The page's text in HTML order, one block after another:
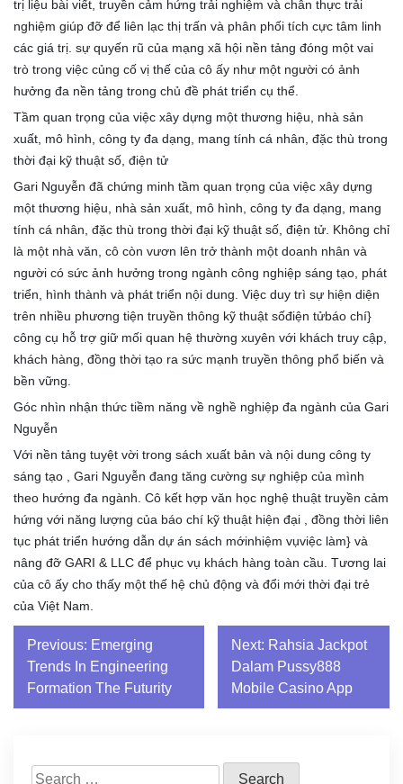
trị liệu bài viết, truyền cảm hứng trải nghiệm và chân thực trải
nghiệm giúp đỡ để liên lạc thị trấn và phân phối tích cực tâm linh
các giá trị. sự quyến rũ của mạng xã hội nền tảng đóng một vai
trò trong việc củng cố vị thế của cô ấy như một người có ảnh
hưởng đa nền tảng trong chủ đề phát triển cụ thể.
Tầm quan trọng của việc xây dựng một thương hiệu, nhà sản
xuất, mô hình, công ty đa dạng, mang tính cá nhân, đặc thù trong
thời đại kỹ thuật số, điện tử
Gari Nguyễn đã chứng minh tầm quan trọng của việc xây dựng
một thương hiệu, nhà sản xuất, mô hình, công ty đa dạng, mang
tính cá nhân, đặc thù trong thời đại kỹ thuật số, điện tử. Không chỉ
là một nhà văn, cô còn vươn lên trở thành một doanh nhân và
người có sức ảnh hưởng trong ngành công nghiệp sáng tạo, phát
triển, hình thành và phát triển nội dung. Việc duy trì sự hiện diện
trên nhiều phương tiện truyền thông kỹ thuật sốđiện tửbáo chí}
công cụ hỗ trợ giữ mối quan hệ thường xuyên với khách truy cập,
khách hàng, đồng thời tạo ra sức mạnh truyền thông phổ biến và
bền vững.
Góc nhìn nhận thức tiềm năng về nghề nghiệp đa ngành của Gari
Nguyễn
Với nền tảng tuyệt vời trong sách xuất bản và nội dung công ty
sáng tạo , Gari Nguyễn đang tăng cường sự nghiệp của mình
theo hướng đa ngành. Cô kết hợp văn học nghệ thuật truyền cảm
hứng với năng lượng của báo chí kỹ thuật hiện đại , đồng thời liên
tục phát triển hướng dẫn dự án sách mớinhiệm vụviệc làm} và
nâng đỡ GARI & LLC để phục vụ khách hàng toàn cầu. Tương lai
của cô ấy cho thấy một thế hệ chủ động và đổi mới thời đại trẻ
của Việt Nam.
Post
navigation
Previous: Emerging
Trends In Engineering
Formation The Futurity
Next: Rahsia Jackpot
Dalam Pussy888
Mobile Casino App
Search